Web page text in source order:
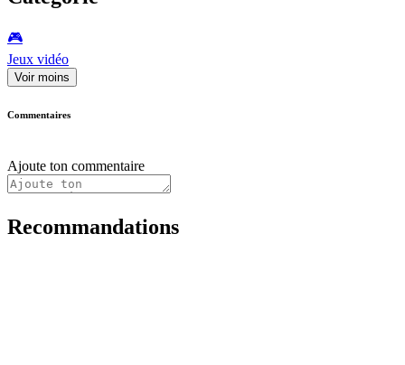
🎮️
Jeux vidéo
Voir moins
Commentaires
Ajoute ton commentaire
Recommandations